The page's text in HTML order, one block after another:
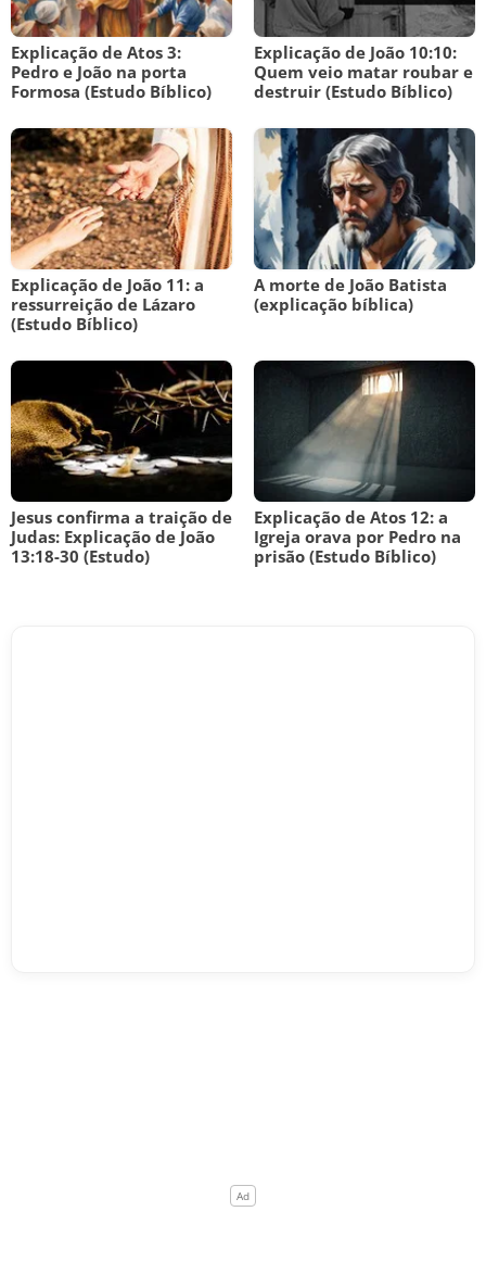
Explicação de Atos 3:
Pedro e João na porta
Formosa (Estudo Bíblico)
Explicação de João 10:10:
Quem veio matar roubar e
destruir (Estudo Bíblico)
Explicação de João 11: a
ressurreição de Lázaro
(Estudo Bíblico)
A morte de João Batista
(explicação bíblica)
Jesus confirma a traição de
Judas: Explicação de João
13:18-30 (Estudo)
Explicação de Atos 12: a
Igreja orava por Pedro na
prisão (Estudo Bíblico)